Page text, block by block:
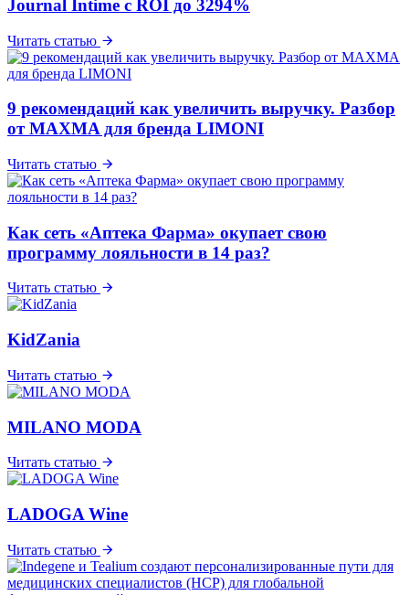
Journal Intime с ROI до 3294%
Читать статью
9 рекомендаций как увеличить выручку. Разбор
от MAXMA для бренда LIMONI
Читать статью
Как сеть «Аптека Фарма» окупает свою
программу лояльности в 14 раз?
Читать статью
KidZania
Читать статью
MILANO MODA
Читать статью
LADOGA Wine
Читать статью